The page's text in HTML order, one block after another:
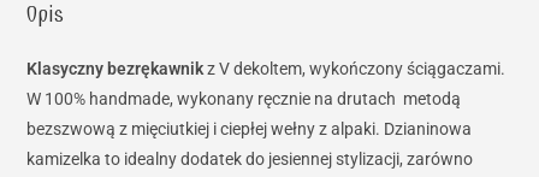
Opis
Klasyczny bezrękawnikz V dekoltem, wykończony ściągaczami.
W 100% handmade, wykonany ręcznie na drutach metodą
bezszwową z mięciutkiej i ciepłej wełny z alpaki. Dzianinowa
kamizelka to idealny dodatek do jesiennej stylizacji, zarówno